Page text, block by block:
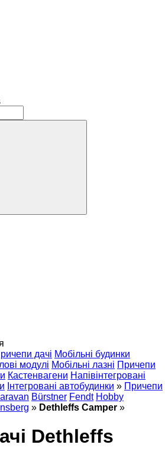
дачі Мобільні будинки
модулі Мобільні лазні Причепи
Кастенвагени Напівінтегровані
Інтегровані автобудинки » Причепи
Bürstner Fendt Hobby
» Dethleffs Camper »
Dethleffs